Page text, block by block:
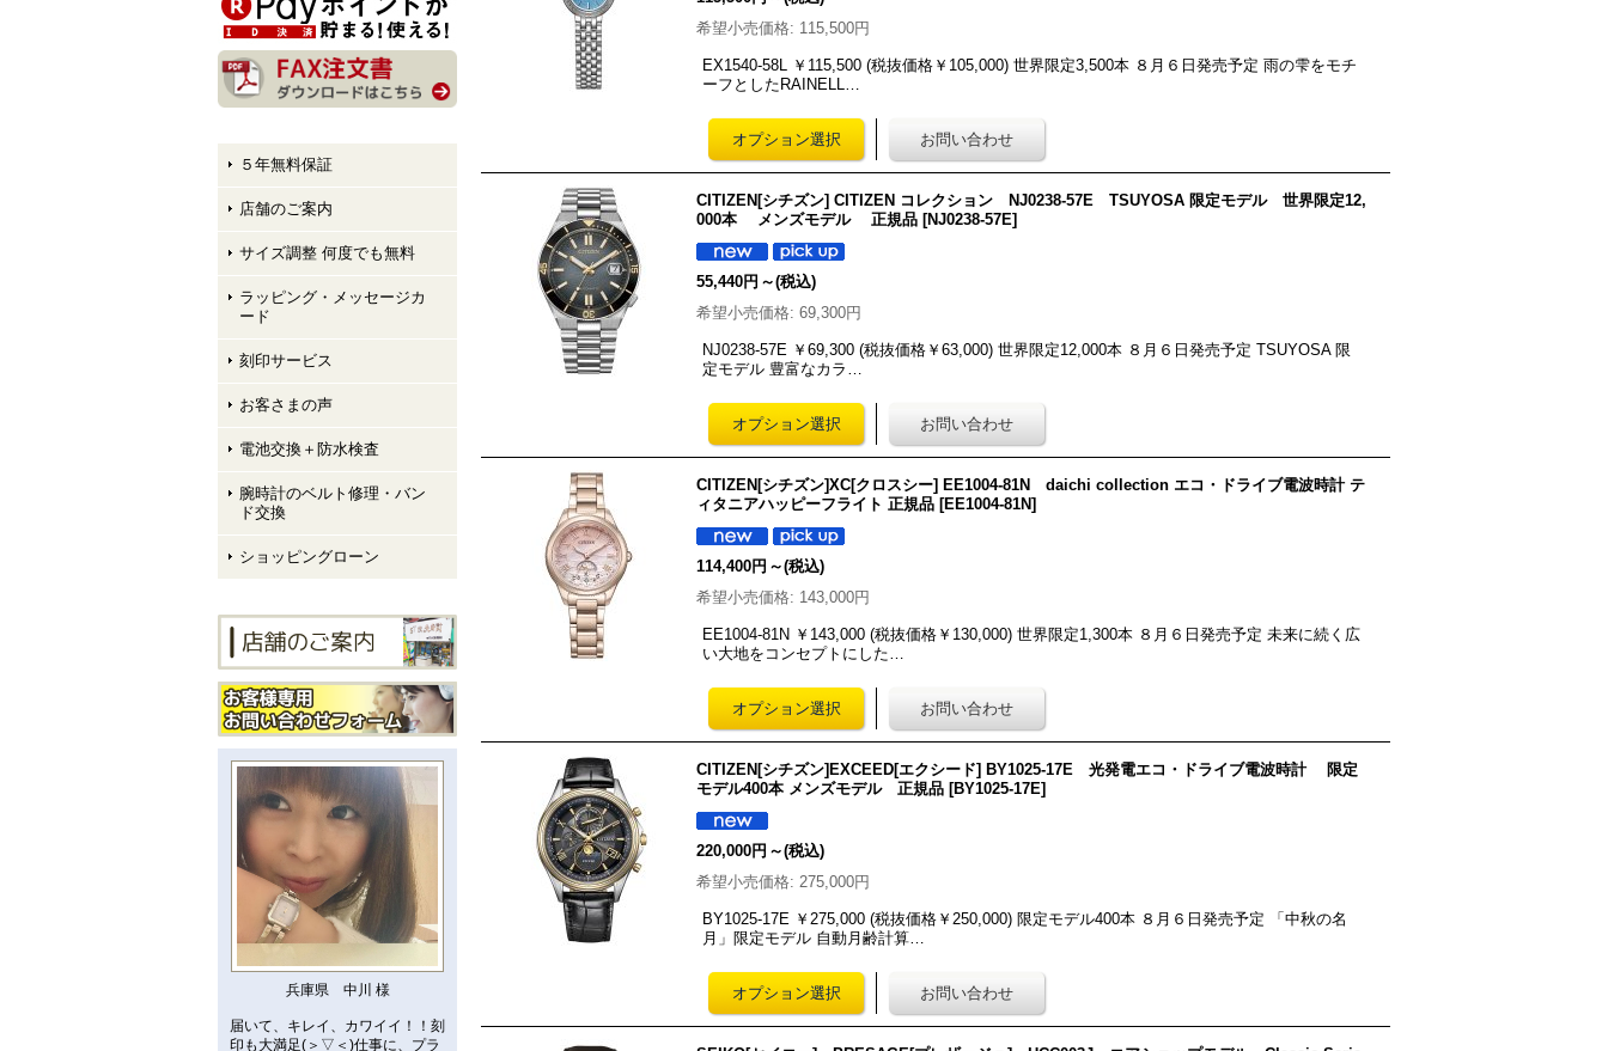
sary Edition レディースモデ
ル 入荷しました！
５年無料保証
店舗のご案内
サイズ調整 何度でも無料
ラッピング・メッセージカ
ード
刻印サービス
お客さまの声
電池交換＋防水検査
腕時計のベルト修理・バン
ド交換
ショッピングローン
兵庫県 中川 様
届いて、キレイ、カワイイ！！刻
印も大満足(＞▽＜)仕事に、プラ
希望小売価格: 115,500円
EX1540-58L ￥115,500 (税抜価格￥105,000) 世界限定3,500本 ８月６日発売予定 雨の雫をモチ
ーフとしたRAINELL…
CITIZEN[シチズン] CITIZEN コレクション NJ0238-57E TSUYOSA 限定モデル 世界限定12,
000本 メンズモデル 正規品 [NJ0238-57E]
55,440円 ～(税込)
希望小売価格: 69,300円
NJ0238-57E ￥69,300 (税抜価格￥63,000) 世界限定12,000本 ８月６日発売予定 TSUYOSA 限
定モデル 豊富なカラ…
CITIZEN[シチズン]XC[クロスシー] EE1004-81N daichi collection エコ・ドライブ電波時計 テ
ィタニアハッピーフライト 正規品 [EE1004-81N]
114,400円 ～(税込)
希望小売価格: 143,000円
EE1004-81N ￥143,000 (税抜価格￥130,000) 世界限定1,300本 ８月６日発売予定 未来に続く広
い大地をコンセプトにした…
CITIZEN[シチズン]EXCEED[エクシード] BY1025-17E 光発電エコ・ドライブ電波時計 限定
モデル400本 メンズモデル 正規品 [BY1025-17E]
220,000円 ～(税込)
希望小売価格: 275,000円
BY1025-17E ￥275,000 (税抜価格￥250,000) 限定モデル400本 ８月６日発売予定 「中秋の名
月」限定モデル 自動月齢計算…